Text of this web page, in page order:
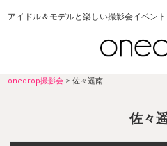
アイドル＆モデルと楽しい撮影会イベン
onedrop撮影会 >佐々遥南
佐々